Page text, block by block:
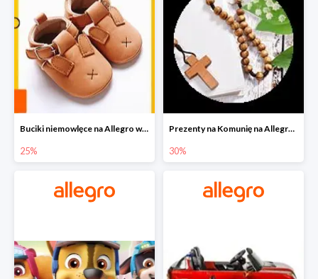
Buciki niemowlęce na Allegro w super cenach
25%
Prezenty na Komunię na Allegro do -30%
30%